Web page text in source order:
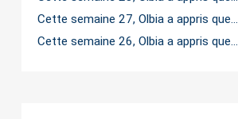
Cette semaine 27, Olbia a appris que…
Cette semaine 26, Olbia a appris que…